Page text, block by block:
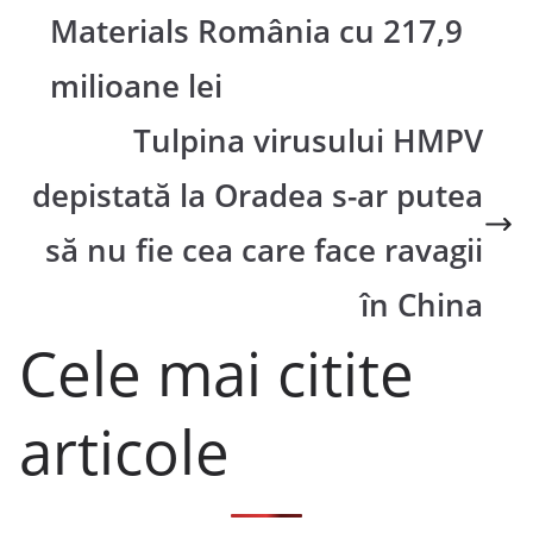
Materials România cu 217,9
milioane lei
Tulpina virusului HMPV
depistată la Oradea s-ar putea
să nu fie cea care face ravagii
în China
Cele mai citite
articole